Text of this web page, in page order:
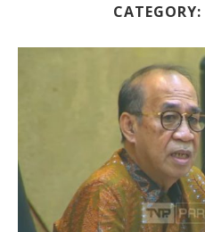
CATEGORY: